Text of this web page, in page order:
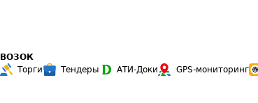
Торги Тендеры АТИ-Доки GPS-мониторинг